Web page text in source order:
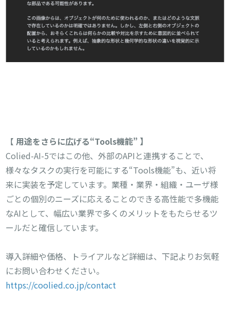
【 用途をさらに広げる“Tools機能” 】
Colied-AI-5ではこの他、外部のAPIと連携することで、
様々なタスクの実行を可能にする“Tools機能”も、近い将
来に実装を予定しています。業種・業界・組織・ユーザ様
ごとの個別のニーズに応えることのできる高性能で多機能
なAIとして、幅広い業界で多くのメリットをもたらせるツ
ールだと確信しています。
導入詳細や価格、トライアルなど詳細は、下記よりお気軽
にお問い合わせください。
https://coolied.co.jp/contact